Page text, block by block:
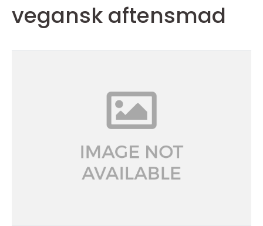
vegansk aftensmad